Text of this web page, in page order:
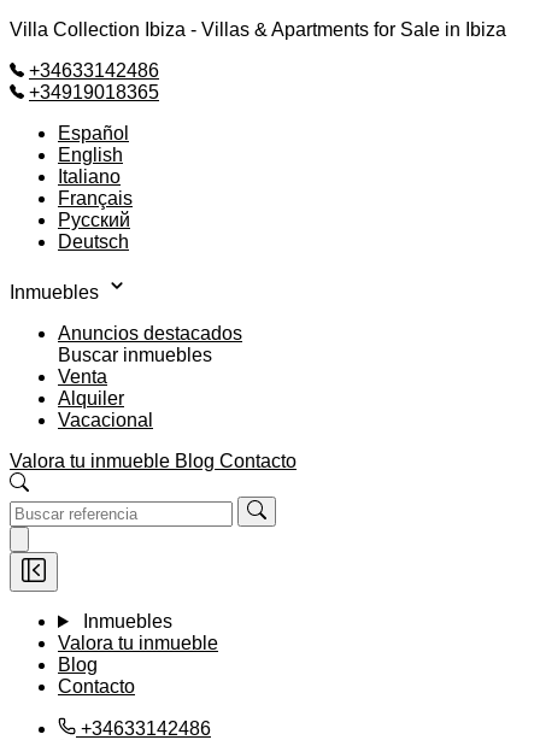
Villa Collection Ibiza - Villas & Apartments for Sale in Ibiza
+34633142486
+34919018365
Español
English
Italiano
Français
Русский
Deutsch
Inmuebles
Anuncios destacados
Buscar inmuebles
Venta
Alquiler
Vacacional
Valora tu inmueble Blog Contacto
Inmuebles
Valora tu inmueble
Blog
Contacto
+34633142486